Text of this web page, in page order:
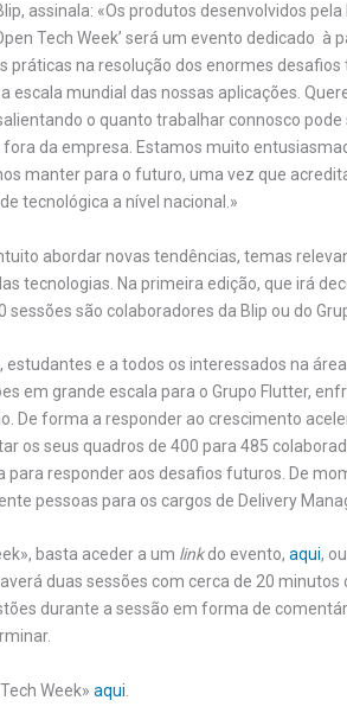
assinala: «Os produtos desenvolvidos
Tech Week’ será um evento dedicado à
práticas na resolução dos enormes
escala mundial das nossas aplicações.
o quanto trabalhar connosco
da empresa. Estamos muito
manter para o futuro, uma vez que
tecnológica a nível nacional.»
abordar novas tendências, temas
tecnologias. Na primeira edição, que irá
sessões são colaboradores da Blip ou do
estudantes e a todos os interessados na
em grande escala para o Grupo Flutter,
De forma a responder ao crescimento
os seus quadros de 400 para 485
para responder aos desafios futuros. De
pessoas para os cargos de Delivery
basta aceder a um linkdo evento, aqui,
duas sessões com cerca de 20 minutos
durante a sessão em forma de
Week» aqui